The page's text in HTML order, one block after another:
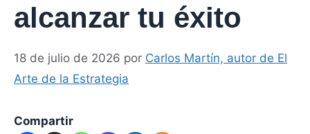
alcanzar tu éxito
18 de julio de 2026 por Carlos Martín, autor de El
Arte de la Estrategia
Compartir